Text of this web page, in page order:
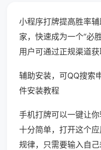
小程序打牌提高胜率
家，快速成为一个“必
用户可通过正规渠道获
辅助安装，可QQ搜
件安装教程
手机打牌可以一键让
十分简单，打开这个
规律，只需要输入自